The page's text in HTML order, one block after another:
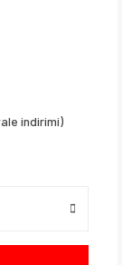
indirimi)